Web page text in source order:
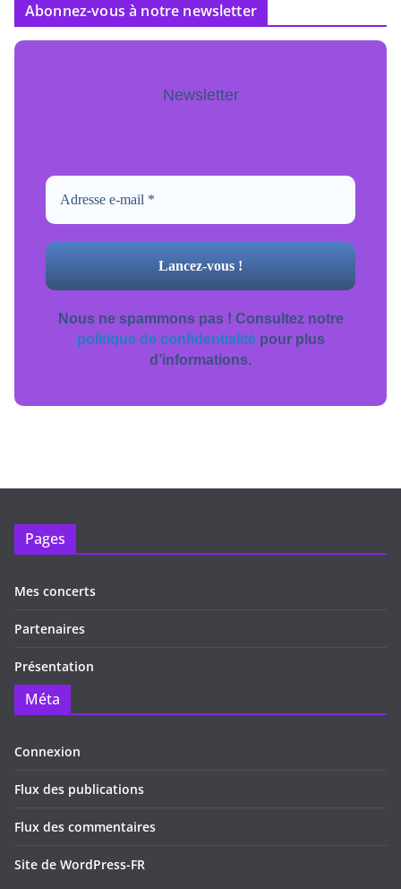
Abonnez-vous à notre newsletter
Newsletter
Nous ne spammons pas ! Consultez notre
politique de confidentialitépour plus
d’informations.
Pages
Mes concerts
Partenaires
Présentation
Méta
Connexion
Flux des publications
Flux des commentaires
Site de WordPress-FR